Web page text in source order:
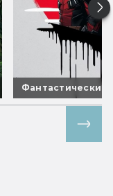
Фантастические